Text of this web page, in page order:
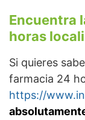
Encuentra
horas
Si quieres
farmacia 24
https://